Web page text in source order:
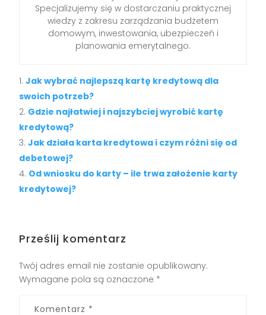
Specjalizujemy się w dostarczaniu praktycznej
wiedzy z zakresu zarządzania budżetem
domowym, inwestowania, ubezpieczeń i
planowania emerytalnego.
Jak wybrać najlepszą kartę kredytową dla
swoich potrzeb?
Gdzie najłatwiej i najszybciej wyrobić kartę
kredytową?
Jak działa karta kredytowa i czym różni się od
debetowej?
Od wniosku do karty – ile trwa założenie karty
kredytowej?
Prześlij komentarz
Twój adres email nie zostanie opublikowany.
Wymagane pola są oznaczone *